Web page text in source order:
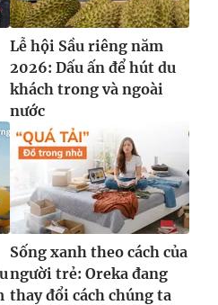
thức nếu không có sự chấp
VTV.vn khi phát hành lại
Lễ hội Sầu riêng năm
2026: Dấu ấn để hút du
khách trong và ngoài
nước
Sống xanh theo cách của
người trẻ: Oreka đang
thay đổi cách chúng ta